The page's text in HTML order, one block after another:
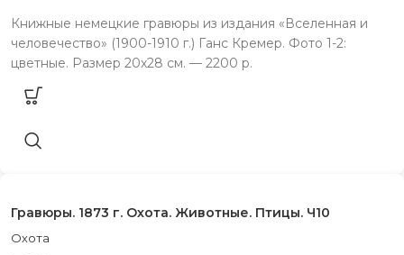
Книжные немецкие гравюры из издания «Вселенная и
человечество» (1900-1910 г.) Ганс Кремер. Фото 1-2:
цветные. Размер 20х28 см. — 2200 р.
Гравюры. 1873 г. Охота. Животные. Птицы. Ч10
Охота